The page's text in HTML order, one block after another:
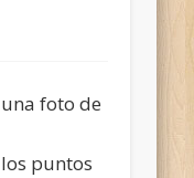
foto de
puntos